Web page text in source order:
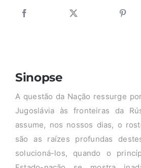
Sinopse
A questão da Nação ressurge
Jugoslávia às fronteiras da
assume, nos nossos dias, o
são as raízes profundas
solucioná-los, quando o